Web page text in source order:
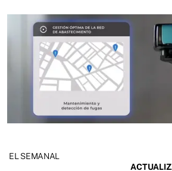
EL SEMANAL